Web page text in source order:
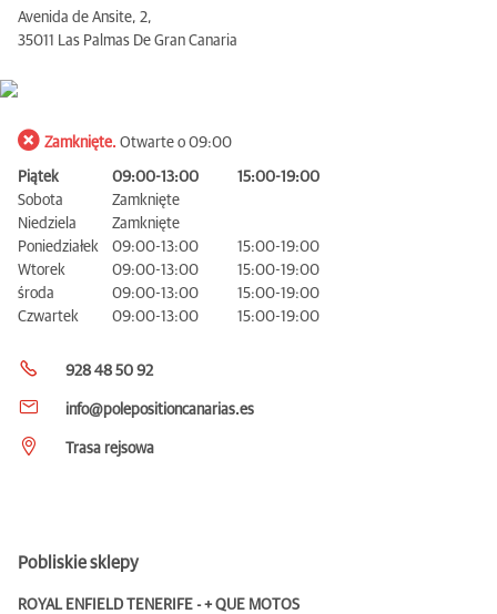
Avenida de Ansite, 2,
35011 Las Palmas De Gran Canaria
Zamknięte. Otwarte o 09:00
Piątek 09:00-13:00
15:00-19:00
Sobota
Zamknięte
Niedziela
Zamknięte
Poniedziałek
09:00-13:00
15:00-19:00
Wtorek
09:00-13:00
15:00-19:00
środa
09:00-13:00
15:00-19:00
Czwartek
09:00-13:00 15:00-19:00
928 48 50 92
info@polepositioncanarias.es
Trasa rejsowa
Pobliskie sklepy
ROYAL ENFIELD TENERIFE - + QUE MOTOS